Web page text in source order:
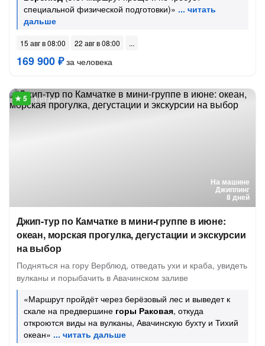
специальной физической подготовки)»
15 авг в 08:00 22 авг в 08:00
169 900 ₽за человека
На машине
Джиппинг
8 дней
1 отзыв
Джип-тур по Камчатке в мини-группе в июне:
океан, морская прогулка, дегустации и экскурсии
на выбор
Подняться на гору Верблюд, отведать ухи и краба, увидеть
вулканы и порыбачить в Авачинском заливе
«Маршрут пройдёт через берёзовый лес и выведет к
скале на предвершине горы Раковая, откуда
откроются виды на вулканы, Авачинскую бухту и Тихий
океан»